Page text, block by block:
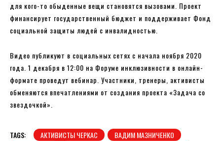
для кого-то обыденные вещи становятся вызовами. Проект
финансирует государственный бюджет и поддерживает Фонд
социальной защиты людей с инвалидностью.
Видео публикуют в социальных сетях с начала ноября 2020
года. 1 декабря в 12:00 на Форуме инклюзивности в онлайн-
формате проведут вебинар. Участники, тренеры, активисты
обменяются впечатлениями от создания проекта «Задача со
звездочкой».
TAGS: АКТИВИСТЫ ЧЕРКАС
ВАДИМ МАЗНИЧЕНКО